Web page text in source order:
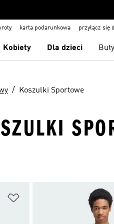
karta podarunkowa przyłącz się
Kobiety Dla dzieci Buty
Koszulki Sportowe
Dodaj do listy życzeń